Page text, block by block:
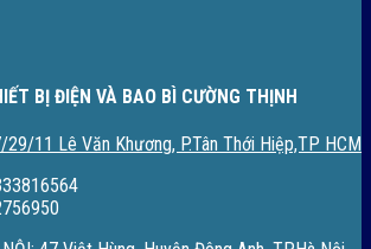
BỊ ĐIỆN VÀ BAO BÌ CƯỜNG THỊNH
29/11 Lê Văn Khương, P.Tân Thới Hiệp,TP HCM